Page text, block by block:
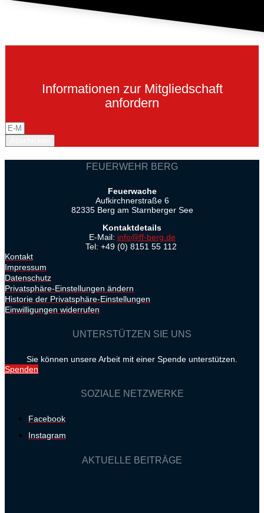
Informationen zur Mitgliedschaft
anfordern
FEUERWEHR BERG
Feuerwache
Aufkirchnerstraße 6
82335 Berg am Starnberger See
Kontaktdetails
E-Mail: info@ff-berg.de
Tel: +49 (0) 8151 55 112
Kontakt
Impressum
Datenschutz
Privatsphäre-Einstellungen ändern
Historie der Privatsphäre-Einstellungen
Einwilligungen widerrufen
UNTERSTÜTZEN SIE UNS
Sie können unsere Arbeit mit einer Spende unterstützen.
Spenden
SOZIALE NETZWERKE
Facebook
Instagram
AKTUELLE BEITRÄGE